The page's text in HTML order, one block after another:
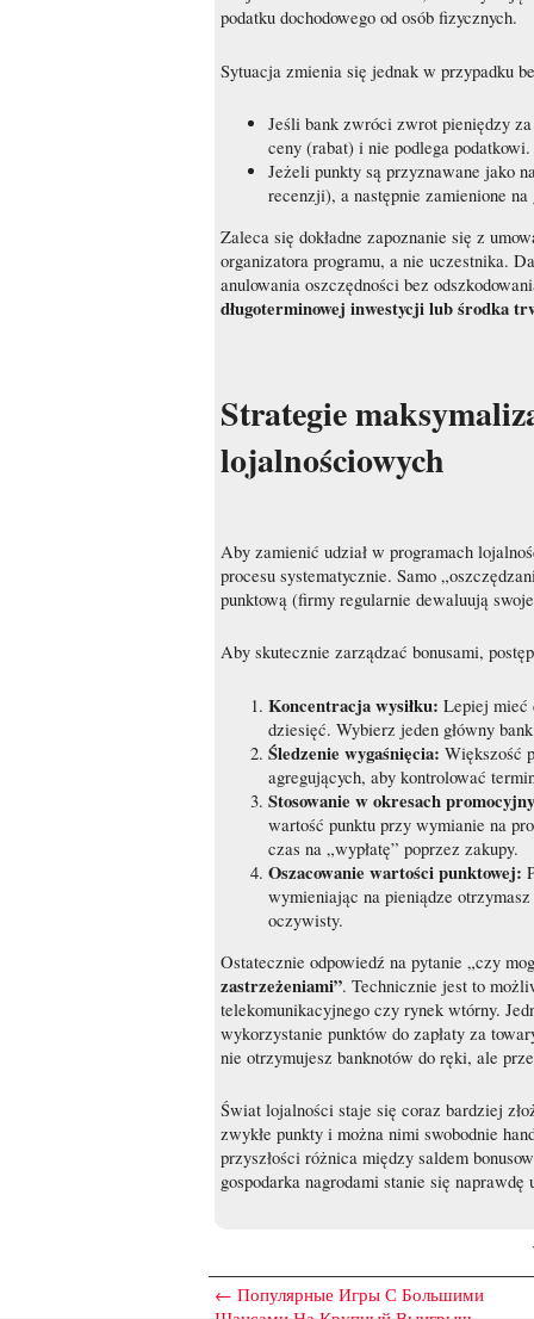
podatku dochodowego od osób fizycznych.
Sytuacja zmienia się jednak w przypadku
Jeśli bank zwróci zwrot pieniędzy
ceny (rabat) i nie podlega podatkowi.
Jeżeli punkty są przyznawane jako
recenzji), a następnie zamienione
Zaleca się dokładne zapoznanie się z
organizatora programu, a nie uczestnika.
anulowania oszczędności bez
długoterminowej inwestycji lub środka
Strategie
lojalnościowych
Aby zamienić udział w programach
procesu systematycznie. Samo
punktową (firmy regularnie dewaluują
Aby skutecznie zarządzać bonusami,
Koncentracja wysiłku: Lepiej mieć
dziesięć. Wybierz jeden główny
Śledzenie wygaśnięcia: Większość
agregujących, aby kontrolować
Stosowanie w okresach
wartość punktu przy wymianie na
czas na „wypłatę” poprzez zakupy.
Oszacowanie wartości punktowej:
wymieniając na pieniądze
oczywisty.
Ostatecznie odpowiedź na pytanie „czy
zastrzeżeniami”. Technicznie jest to
telekomunikacyjnego czy rynek wtórny.
wykorzystanie punktów do zapłaty za
nie otrzymujesz banknotów do ręki, ale
Świat lojalności staje się coraz bardziej
zwykłe punkty i można nimi swobodnie
przyszłości różnica między saldem
gospodarka nagrodami stanie się naprawdę
← Популярные Игры С Большими